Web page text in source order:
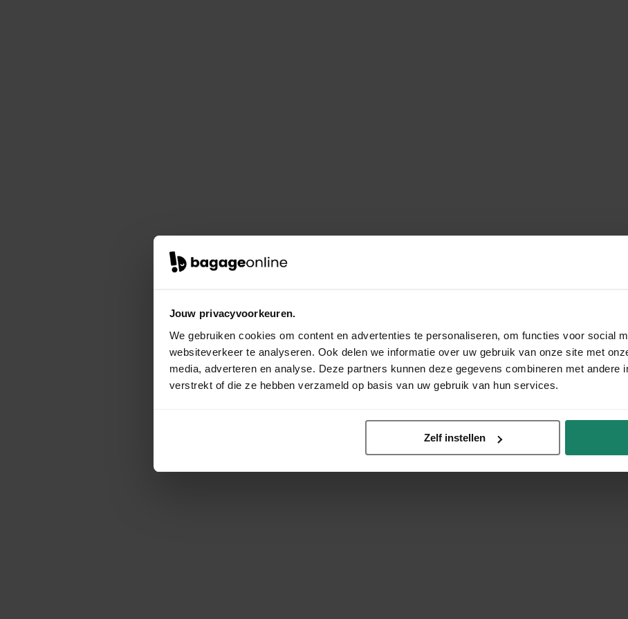
Jouw privacyvoorkeuren.
We gebruiken cookies om content en advertenties te personaliseren, om functies voor social
websiteverkeer te analyseren. Ook delen we informatie over uw gebruik van onze site met
media, adverteren en analyse. Deze partners kunnen deze gegevens combineren met andere
verstrekt of die ze hebben verzameld op basis van uw gebruik van hun services.
Zelf instellen